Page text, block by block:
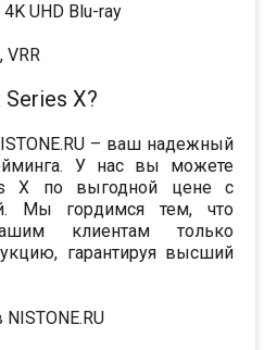
UHD Blu-ray
VRR
X?
– ваш надежный
У нас вы можете
X по выгодной цене с
Мы гордимся тем, что
клиентам только
гарантируя высший